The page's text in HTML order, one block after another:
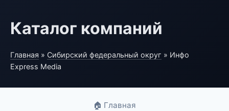
Каталог компаний
Главная » Сибирский федеральный округ » Инфо
Express Media
🏠 Главная